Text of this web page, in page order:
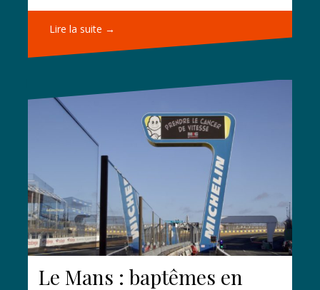
Lire la suite →
Le Mans : baptêmes en